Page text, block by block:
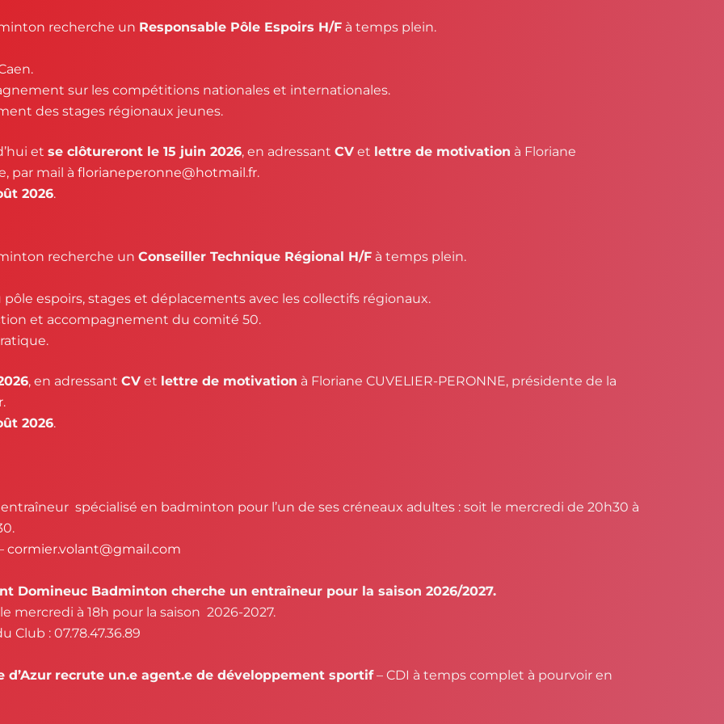
recherche un Responsable Pôle Espoirs H/F à temps plein.
sur les compétitions nationales et internationales.
des stages régionaux jeunes.
et se clôtureront le 15 juin 2026, en adressant CV et lettre de motivation à Floriane
par mail à florianeperonne@hotmail.fr.
2026.
recherche un Conseiller Technique Régional H/F à temps plein.
espoirs, stages et déplacements avec les collectifs régionaux.
et accompagnement du comité 50.
, en adressant CV et lettre de motivation à Floriane CUVELIER-PERONNE, présidente de la
.
2026.
spécialisé en badminton pour l’un de ses créneaux adultes : soit le mercredi de 20h30 à
cormier.volant@gmail.com
Domineuc Badminton cherche un entraîneur pour la saison 2026/2027.
mercredi à 18h pour la saison 2026-2027.
Club : 07.78.47.36.89
d’Azur recrute un.e agent.e de développement sportif– CDI à temps complet à pourvoir en